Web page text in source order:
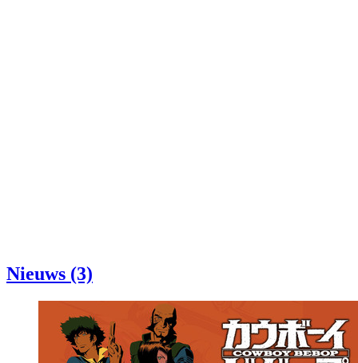
Nieuws (3)